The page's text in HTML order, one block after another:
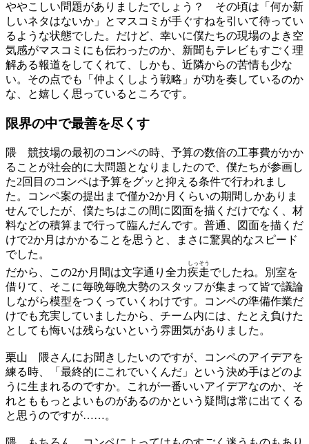
ややこしい問題がありましたでしょう？ その頃は「何か新
しいネタはないか」とマスコミが手ぐすねを引いて待ってい
るような状態でした。だけど、幸いに僕たちの現場のよき空
気感がマスコミにも伝わったのか、新聞もテレビもすごく理
解ある報道をしてくれて、しかも、近隣からの苦情も少な
い。その点でも「仲よくしよう戦略」が功を奏しているのか
な、と嬉しく思っているところです。
限界の中で最善を尽くす
隈 競技場の最初のコンペの時、予算の数倍の工事費がかか
ることが社会的に大問題となりましたので、僕たちが参画し
た2回目のコンペは予算をグッと抑える条件で行われまし
た。コンペ案の提出まで僅か2か月くらいの期間しかありま
せんでしたが、僕たちはこの間に図面を描くだけでなく、材
料などの積算まで行って臨んだんです。普通、図面を描くだ
けで2か月はかかることを思うと、まさに驚異的なスピード
でした。
だから、この2か月間は文字通り全力疾走
しっそう
でしたね。別室を
借りて、そこに毎晩毎晩大勢のスタッフが集まって皆で議論
しながら模型をつくっていくわけです。コンペの準備作業だ
けでも充実していましたから、チーム内には、たとえ負けた
としても悔いは残らないという雰囲気がありました。
栗山 隈さんにお聞きしたいのですが、コンペのアイデアを
練る時、「最終的にこれでいくんだ」という決め手はどのよ
うに生まれるのですか。これが一番いいアイデアなのか、そ
れとももっとよいものがあるのかという疑問は常に出てくる
と思うのですが……。